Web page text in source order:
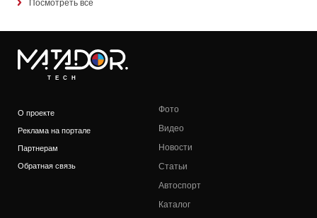
Посмотреть все
TECH
О проекте
Реклама на портале
Партнерам
Обратная связь
Фото
Видео
Новости
Статьи
Автоспорт
Каталог